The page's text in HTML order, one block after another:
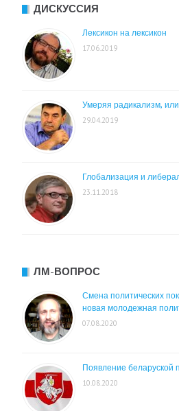
ДИСКУССИЯ
Лексикон на лексикон
17.06.2019
Умеряя радикализм,
29.04.2019
Глобализация и
23.11.2018
ЛМ-ВОПРОС
Смена политических
новая молодежная
07.08.2020
Появление беларуской
10.08.2020